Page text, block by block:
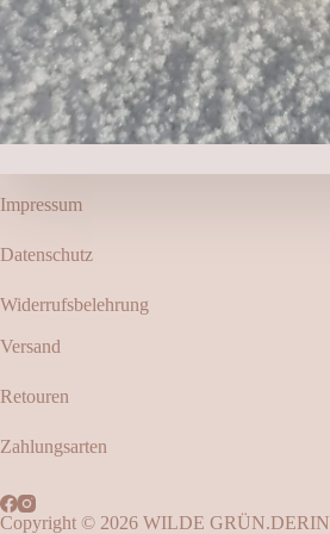
Impressum
Datenschutz
Widerrufsbelehrung
Versand
Retouren
Zahlungsarten
Copyright © 2026 WILDE GRÜN.DERIN